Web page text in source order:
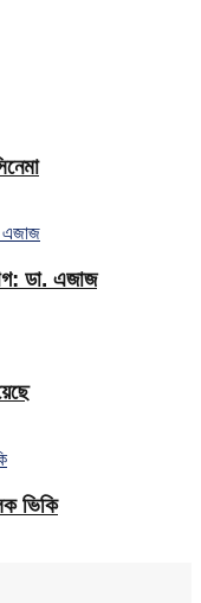
ডা. এজাজ
ভিকি